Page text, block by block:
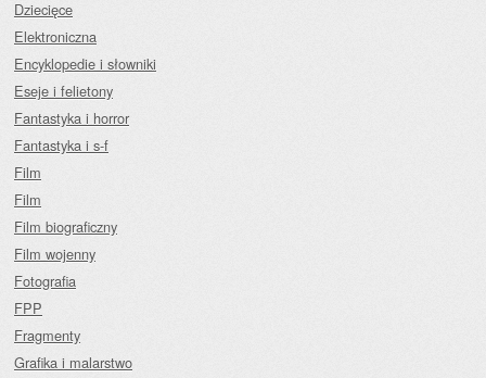
Dziecięce
Elektroniczna
Encyklopedie i słowniki
Eseje i felietony
Fantastyka i horror
Fantastyka i s-f
Film
Film
Film biograficzny
Film wojenny
Fotografia
FPP
Fragmenty
Grafika i malarstwo